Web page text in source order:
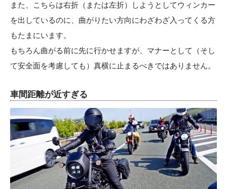
また、こちらは右折（または左折）しようとしてウィンカー
を出しているのに、曲がりたい方向にわざわざ入ってくる方
もたまにいます。
もちろん曲がる前に先に行かせますが、マナーとして（そし
て安全面を考慮しても）真横に止まるべきではありません。
車間距離が近すぎる